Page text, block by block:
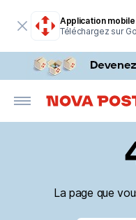
Application
Téléchargez sur
La page que